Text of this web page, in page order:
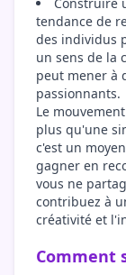
Construire
tendance de
des individus
un sens de la
peut mener à
passionnants.
Le
plus qu'une
c'est un
gagner en
vous ne
contribuez à
créativité et
Comment